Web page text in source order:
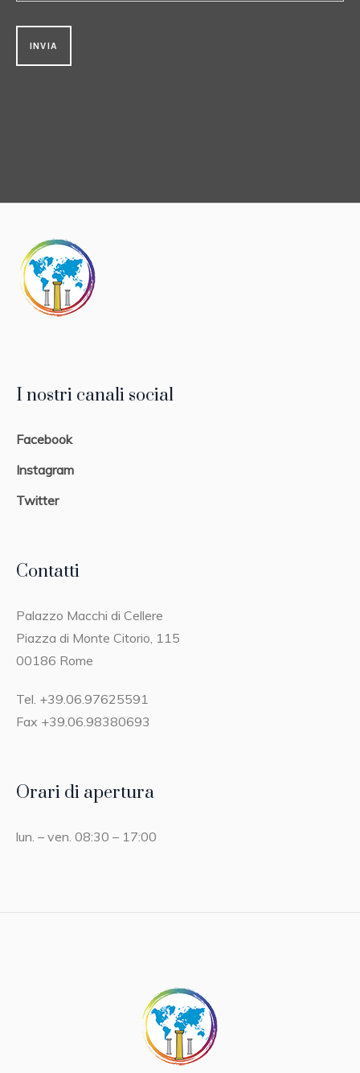
I nostri canali social
Facebook
Instagram
Twitter
Contatti
Palazzo Macchi di Cellere
Piazza di Monte Citorio, 115
00186 Rome
Tel. +39.06.97625591
Fax +39.06.98380693
Orari di apertura
lun. – ven. 08:30 – 17:00